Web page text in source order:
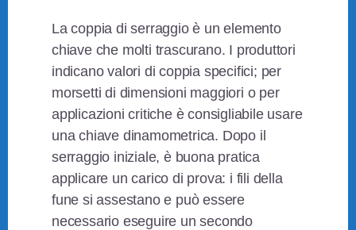
La coppia di serraggio è un elemento
chiave che molti trascurano. I produttori
indicano valori di coppia specifici; per
morsetti di dimensioni maggiori o per
applicazioni critiche è consigliabile usare
una chiave dinamometrica. Dopo il
serraggio iniziale, è buona pratica
applicare un carico di prova: i fili della
fune si assestano e può essere
necessario eseguire un secondo